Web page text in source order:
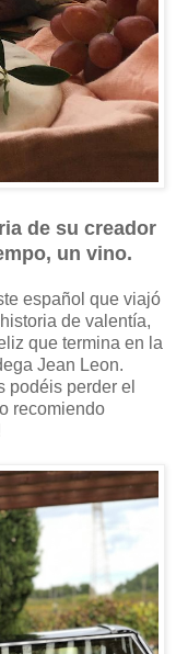
de su creador
un vino.
español que viajó
de valentía,
que termina en la
Jean Leon.
podéis perder el
recomiendo